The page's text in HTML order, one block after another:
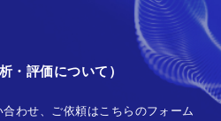
析・評価について）
わせ、ご依頼はこちらのフォーム